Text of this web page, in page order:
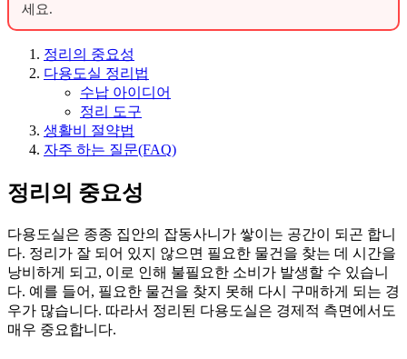
세요.
정리의 중요성
다용도실 정리법
수납 아이디어
정리 도구
생활비 절약법
자주 하는 질문(FAQ)
정리의 중요성
다용도실은 종종 집안의 잡동사니가 쌓이는 공간이 되곤 합니
다. 정리가 잘 되어 있지 않으면 필요한 물건을 찾는 데 시간을
낭비하게 되고, 이로 인해 불필요한 소비가 발생할 수 있습니
다. 예를 들어, 필요한 물건을 찾지 못해 다시 구매하게 되는 경
우가 많습니다. 따라서 정리된 다용도실은 경제적 측면에서도
매우 중요합니다.